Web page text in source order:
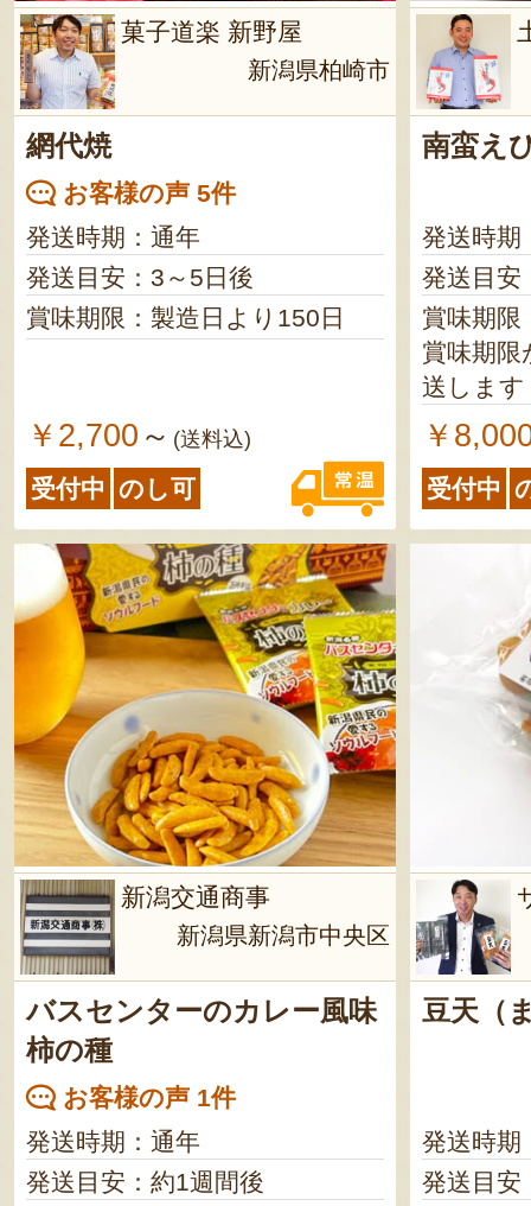
菓子道楽 新野屋
新潟県柏崎市
網代焼
お客様の声 5件
発送時期：通年
発送目安：3～5日後
賞味期限：製造日より150日
￥2,700 ～ (送料込)
受付中 のし可
南蛮え
発送時期
発送目安
賞味期限
賞味期限
送します
￥
受付中
新潟交通商事
新潟県新潟市中央区
バスセンターのカレー風味
柿の種
お客様の声 1件
発送時期：通年
発送目安：約1週間後
豆天（
発送時期
発送目安